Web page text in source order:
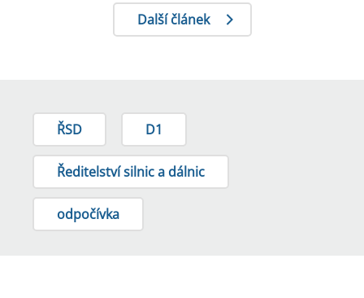
Další článek
ŘSD D1
Ředitelství silnic a dálnic
odpočívka